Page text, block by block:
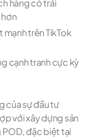
hàng có trải
mạnh trên TikTok
cạnh tranh cực kỳ
của sự đầu tư
với xây dựng sản
POD, đặc biệt tại